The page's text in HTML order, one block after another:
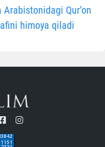
Qur’on
himoya qiladi